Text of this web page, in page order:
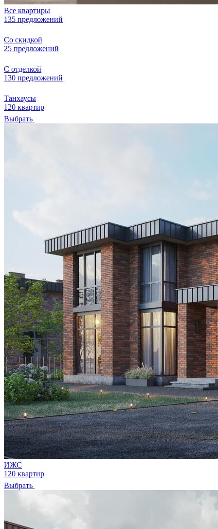
Все квартиры
135 предложений
Со скидкой
25 предложений
С отделкой
130 предложений
Танхаусы
120 квартир
Выбрать
ИЖС
120 квартир
Выбрать